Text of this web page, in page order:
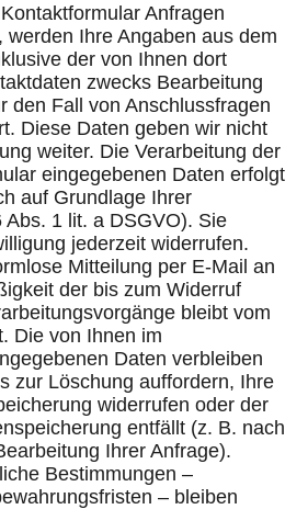
Anfragen
werden Ihre Angaben aus dem
der von Ihnen dort
zwecks Bearbeitung
den Fall von Anschlussfragen
Diese Daten geben wir nicht
weiter. Die Verarbeitung der
eingegebenen Daten erfolgt
auf Grundlage Ihrer
Abs. 1 lit. a DSGVO). Sie
jederzeit widerrufen.
Mitteilung per E-Mail an
der bis zum Widerruf
bleibt vom
Die von Ihnen im
Daten verbleiben
zur Löschung auffordern, Ihre
widerrufen oder der
entfällt (z. B. nach
Ihrer Anfrage).
Bestimmungen –
– bleiben